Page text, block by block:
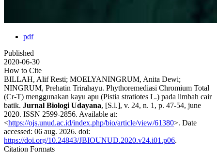
pdf
Published
2020-06-30
How to Cite
BILLAH, Alif Resti; MOELYANINGRUM, Anita Dewi;
NINGRUM, Prehatin Trirahayu. Phythoremediasi Chromium Total
(Cr-T) menggunakan kayu apu (Pistia stratiotes L.) pada limbah cair
batik. Jurnal Biologi Udayana, [S.l.], v. 24, n. 1, p. 47-54, june
2020. ISSN 2599-2856. Available at:
<https://ojs.unud.ac.id/index.php/bio/article/view/61380>. Date
accessed: 06 aug. 2026. doi:
https://doi.org/10.24843/JBIOUNUD.2020.v24.i01.p06.
Citation Formats